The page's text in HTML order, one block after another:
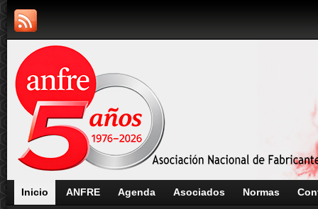
Inicio ANFRE Agenda Asociados Normas